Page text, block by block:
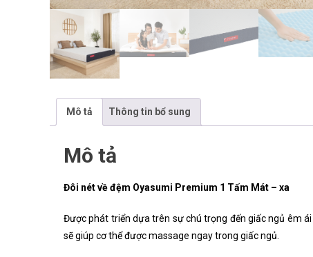
Mô tả Thông tin bổ sung
Mô tả
Đôi nét về đệm Oyasumi Premium 1 Tấm Mát – xa
Được phát triển dựa trên sự chú trọng đến giấc ngủ êm
sẽ giúp cơ thể được massage ngay trong giấc ngủ.